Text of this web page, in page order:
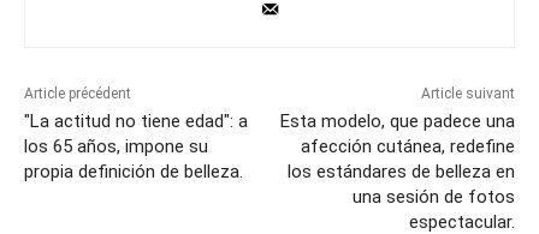
Article précédent
"La actitud no tiene edad": a
los 65 años, impone su
propia definición de belleza.
Article suivant
Esta modelo, que padece una
afección cutánea, redefine
los estándares de belleza en
una sesión de fotos
espectacular.